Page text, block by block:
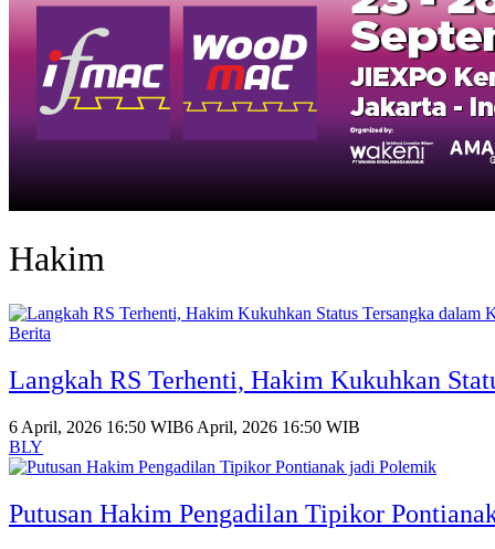
Hakim
Berita
Langkah RS Terhenti, Hakim Kukuhkan
6 April, 2026 16:50 WIB6 April, 2026 16:50 WIB
BLY
Putusan Hakim Pengadilan Tipikor